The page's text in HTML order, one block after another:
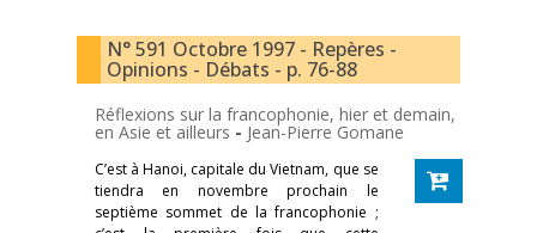
N° 591 Octobre 1997 - Repères -
Opinions - Débats - p. 76-88
Réflexions sur la francophonie, hier et demain,
en Asie et ailleurs - Jean-Pierre Gomane
C’est à Hanoi, capitale du Vietnam, que se
tiendra en novembre prochain le
septième sommet de la francophonie ;